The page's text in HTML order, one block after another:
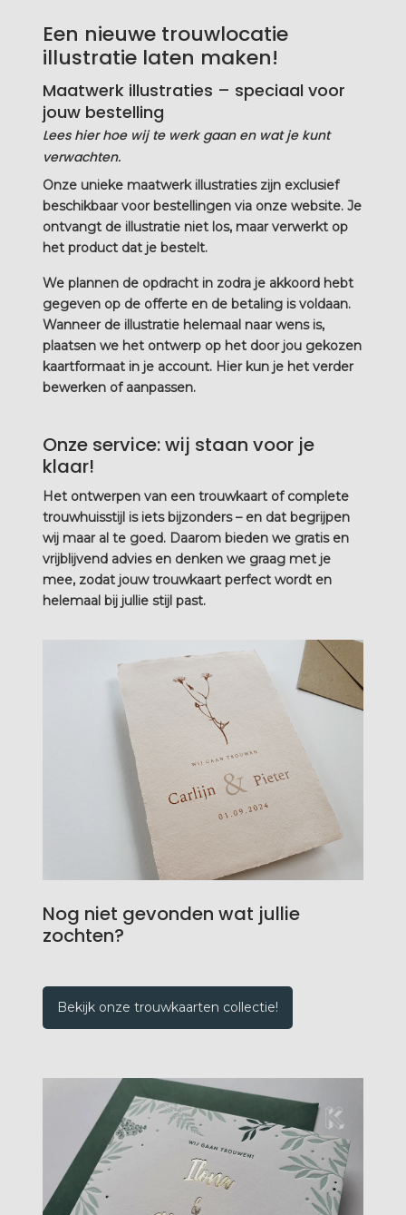
Een nieuwe trouwlocatie
illustratie laten maken!
Maatwerk illustraties – speciaal voor
jouw bestelling
Lees hier hoe wij te werk gaan en wat je kunt
verwachten.
Onze unieke maatwerk illustraties zijn exclusief
beschikbaar voor bestellingen via onze website. Je
ontvangt de illustratie niet los, maar verwerkt op
het product dat je bestelt.
We plannen de opdracht in zodra je akkoord hebt
gegeven op de offerte en de betaling is voldaan.
Wanneer de illustratie helemaal naar wens is,
plaatsen we het ontwerp op het door jou gekozen
kaartformaat in je account. Hier kun je het verder
bewerken of aanpassen.
Onze service: wij staan voor je
klaar!
Het ontwerpen van een trouwkaart of complete
trouwhuisstijl is iets bijzonders – en dat begrijpen
wij maar al te goed. Daarom bieden we gratis en
vrijblijvend advies en denken we graag met je
mee, zodat jouw trouwkaart perfect wordt en
helemaal bij jullie stijl past.
Nog niet gevonden wat jullie
zochten?
Bekijk onze trouwkaarten collectie!